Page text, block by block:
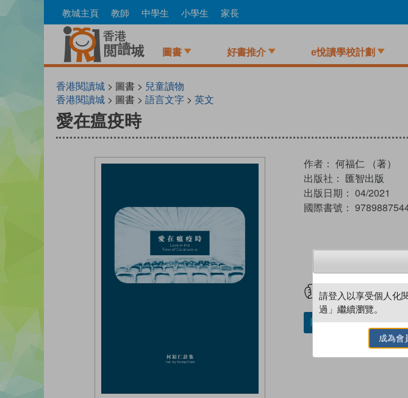
to
教城主頁 教師 中學生 小學生 家長
圖書 好書推介 e悅讀學校計劃
香港閱讀城 > 圖書 > 兒童讀物
香港閱讀城 > 圖書 > 語言文字 > 英文
愛在瘟疫時
作者： 何福仁 （著）
出版社： 匯智出版
出版日期： 04/2021
國際書號：
試閲
加入／閱讀電子書
請登入以享受個人化
過」繼續瀏覽。
成為會